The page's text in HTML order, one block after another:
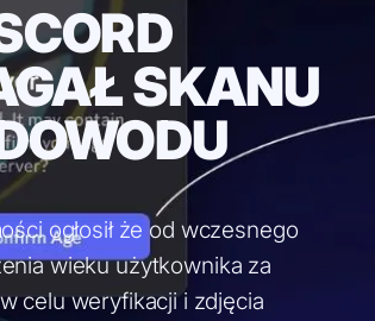
SKANU
ogłosił że od wczesnego
wieku użytkownika za
celu weryfikacji i zdjęcia